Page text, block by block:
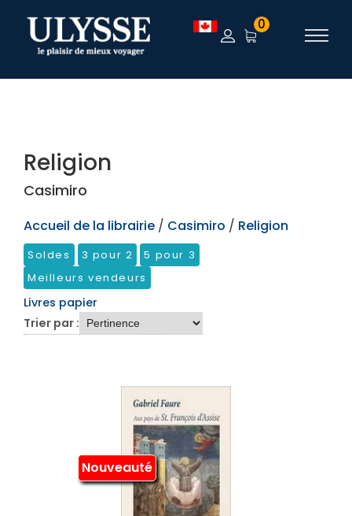
TEST 0
Religion
Casimiro
Accueil de la librairie / Casimiro / Religion
Soldes 3 pour 2
5 pour 3
Meilleurs vendeurs
Livres papier
Trier par :
Nouveauté